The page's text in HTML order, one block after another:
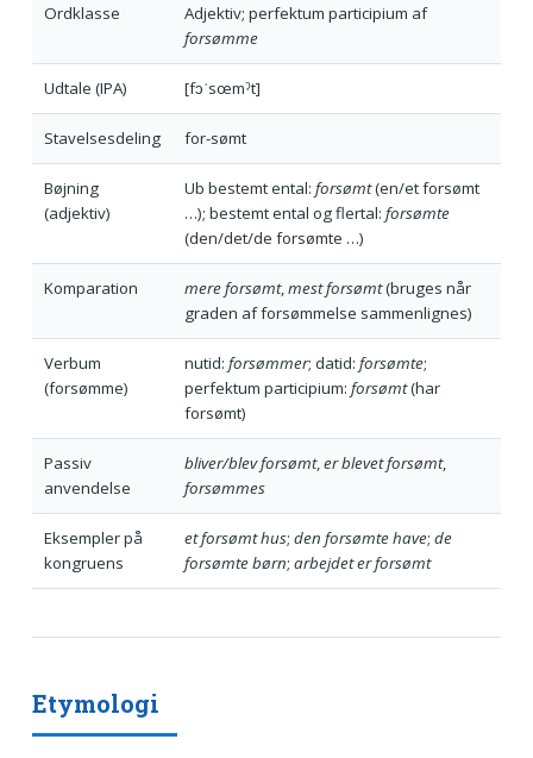
Ordklasse
Adjektiv; perfektum participium af
forsømme
Udtale (IPA) [fɔˈsœmˀt]
Stavelsesdeling for-sømt
Bøjning
(adjektiv)
Ub bestemt ental: forsømt(en/et forsømt
…); bestemt ental og flertal: forsømte
(den/det/de forsømte …)
Komparation mere forsømt,mest forsømt(bruges når
graden af forsømmelse sammenlignes)
Verbum
(forsømme)
nutid: forsømmer; datid: forsømte;
perfektum participium: forsømt(har
forsømt)
Passiv
anvendelse
bliver/blev forsømt,er blevet forsømt,
forsømmes
Eksempler på
kongruens
et forsømt hus; den forsømte have; de
forsømte børn; arbejdet er forsømt
Etymologi